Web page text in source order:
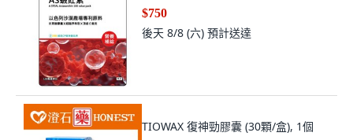
$750
後天 8/8 (六) 預計送達
TIOWAX 復神勁膠囊 (30顆/盒), 1個